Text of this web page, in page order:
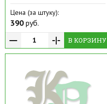
Цена (за штуку):
390 руб.
В КОРЗИНУ